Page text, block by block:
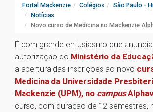
Portal Mackenzie Colégios
São Paulo -
Notícias
Novo curso de Medicina no Mackenzie
É com grande entusiasmo que
autorização do Ministério da
a abertura das inscrições ao novo
Medicina da Universidade
Mackenzie (UPM), no campus
curso, com duração de 12 semestres,